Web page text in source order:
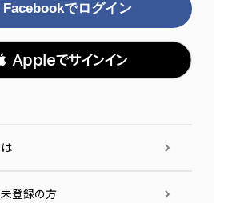
Facebookでログイン
Appleでサインイン
登録の方